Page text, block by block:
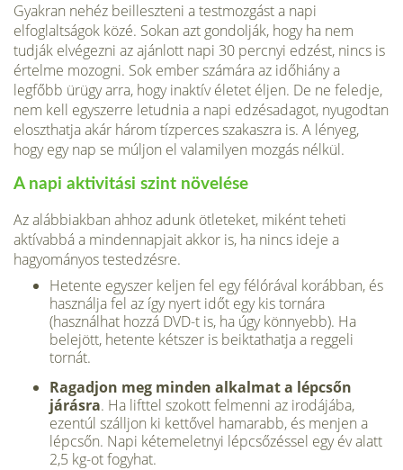
Gyakran nehéz beilleszteni a testmozgást a napi
elfoglaltságok közé. Sokan azt gondolják, hogy ha nem
tudják elvégezni az ajánlott napi 30 percnyi edzést, nincs is
értelme mozogni. Sok ember számára az időhiány a
legfőbb ürügy arra, hogy inaktív életet éljen. De ne feledje,
nem kell egyszerre letudnia a napi edzésadagot, nyugodtan
eloszthatja akár három tízperces szakaszra is. A lényeg,
hogy egy nap se múljon el valamilyen mozgás nélkül.
A napi aktivitási szint növelése
Az alábbiakban ahhoz adunk ötleteket, miként teheti
aktívabbá a mindennapjait akkor is, ha nincs ideje a
hagyományos testedzésre.
Hetente egyszer keljen fel egy félórával korábban, és
használja fel az így nyert időt egy kis tornára
(használhat hozzá DVD-t is, ha úgy könnyebb). Ha
belejött, hetente kétszer is beiktathatja a reggeli
tornát.
Ragadjon meg minden alkalmat a lépcsőn
járásra. Ha lifttel szokott felmenni az irodájába,
ezentúl szálljon ki kettővel hamarabb, és menjen a
lépcsőn. Napi kétemeletnyi lépcsőzéssel egy év alatt
2,5 kg-ot fogyhat.